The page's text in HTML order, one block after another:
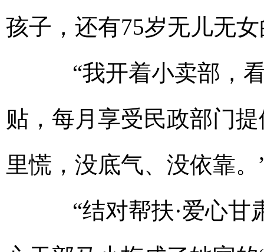
孩子，还有75岁无儿无
“我开着小卖部，看
贴，每月享受民政部门
里慌，没底气、没依靠
“结对帮扶·爱心甘